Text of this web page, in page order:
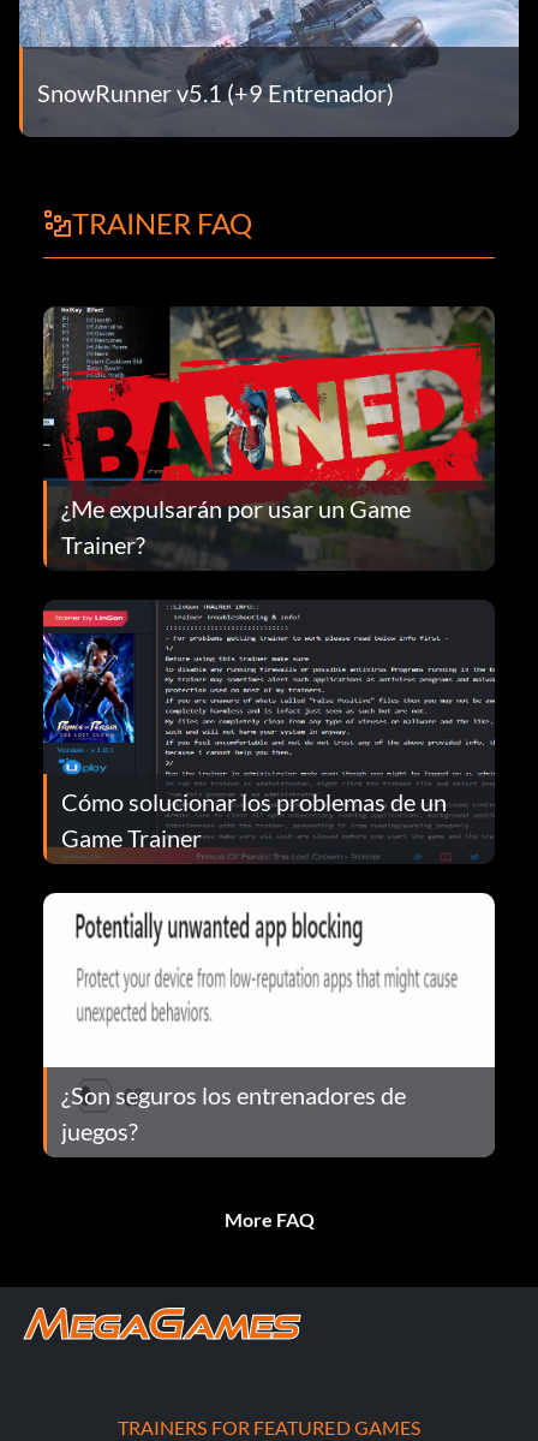
SnowRunner v5.1 (+9 Entrenador)
TRAINER FAQ
¿Me expulsarán por usar un Game
Trainer?
Cómo solucionar los problemas de un
Game Trainer
¿Son seguros los entrenadores de
juegos?
More FAQ
TRAINERS FOR FEATURED GAMES